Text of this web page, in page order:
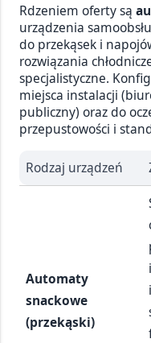
Rdzeniem oferty są
urządzenia
do przekąsek i
rozwiązania
specjalistyczne.
miejsca instalacji
publiczny) oraz do
przepustowości i
Rodzaj urządzeń
Automaty
snackowe
(przekąski)